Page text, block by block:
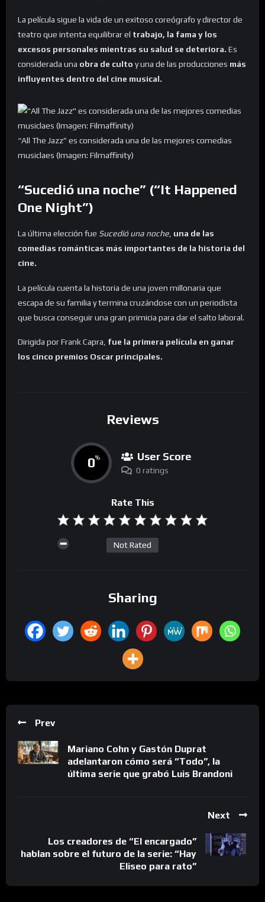
La película sigue la vida de un exitoso coreógrafo y director de
teatro que intenta equilibrar el trabajo, la fama y los
excesos personales mientras su salud se deteriora. Es
considerada una obra de culto y una de las producciones más
influyentes dentro del cine musical.
“All The Jazz” es considerada una de las mejores comedias
musiclaes (Imagen: Filmaffinity)
“Sucedió una noche” (“It Happened
One Night”)
La última elección fue Sucedió una noche una de las
comedias románticas más importantes de la historia del
cine.
La película cuenta la historia de una joven millonaria que
escapa de su familia y termina cruzándose con un periodista
que busca conseguir una gran primicia para dar el salto laboral.
Dirigida por Frank Capra, fue la primera película en ganar
los cinco premios Oscar principales.
Reviews
0% User Score
0 ratings
Rate This
Not Rated
Sharing
Prev
Mariano Cohn y Gastón Duprat
adelantaron cómo será “Todo”, la
última serie que grabó Luis Brandoni
Next
Los creadores de “El encargado”
hablan sobre el futuro de la serie: “Hay
Eliseo para rato”